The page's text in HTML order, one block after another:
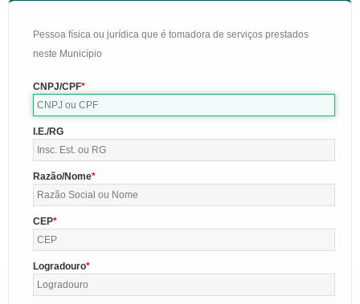
Pessoa física ou jurídica que é tomadora de serviços prestados
neste Município
CNPJ/CPF
I.E./RG
Razão/Nome
CEP
Logradouro